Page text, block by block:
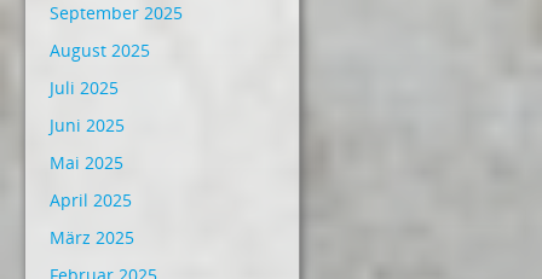
September 2025
August 2025
Juli 2025
Juni 2025
Mai 2025
April 2025
März 2025